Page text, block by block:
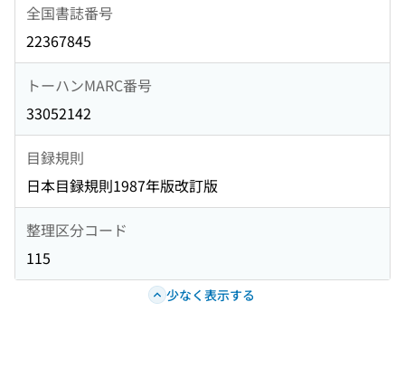
全国書誌番号
22367845
トーハンMARC番号
33052142
目録規則
日本目録規則1987年版改訂版
整理区分コード
115
少なく表示する